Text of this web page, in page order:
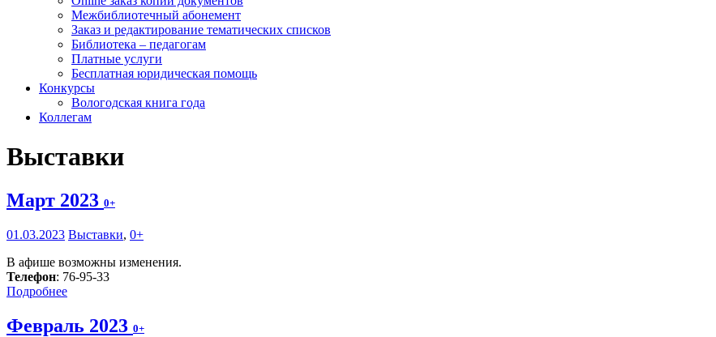
Межбиблиотечный абонемент
Заказ и редактирование тематических списков
Библиотека – педагогам
Платные услуги
Бесплатная юридическая помощь
Конкурсы
Вологодская книга года
Коллегам
Выставки
Март 2023 0+
01.03.2023 Выставки, 0+
В афише возможны изменения.
Телефон: 76-95-33
Подробнее
Февраль 2023 0+